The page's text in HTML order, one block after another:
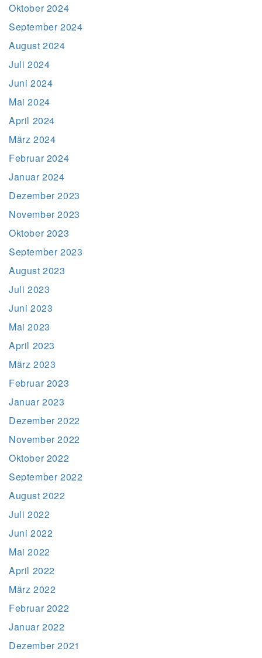
Oktober 2024
September 2024
August 2024
Juli 2024
Juni 2024
Mai 2024
April 2024
März 2024
Februar 2024
Januar 2024
Dezember 2023
November 2023
Oktober 2023
September 2023
August 2023
Juli 2023
Juni 2023
Mai 2023
April 2023
März 2023
Februar 2023
Januar 2023
Dezember 2022
November 2022
Oktober 2022
September 2022
August 2022
Juli 2022
Juni 2022
Mai 2022
April 2022
März 2022
Februar 2022
Januar 2022
Dezember 2021